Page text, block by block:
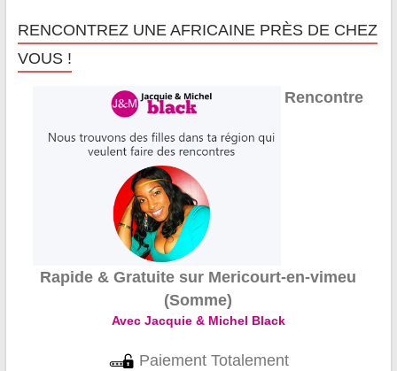
RENCONTREZ UNE AFRICAINE PRÈS DE CHEZ
VOUS !
Rencontre
Rapide & Gratuite sur Mericourt-en-vimeu
(Somme)
Avec Jacquie & Michel Black
Paiement Totalement